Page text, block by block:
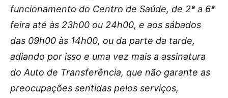
funcionamento do Centro de Saúde, de 2ª a 6ª
feira até às 23h00 ou 24h00, e aos sábados
das 09h00 às 14h00, ou da parte da tarde,
adiando por isso e uma vez mais a assinatura
do Auto de Transferência, que não garante as
preocupações sentidas pelos serviços,